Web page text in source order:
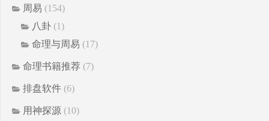
周易 (154)
八卦 (1)
命理与周易 (17)
命理书籍推荐 (7)
排盘软件 (6)
用神探源 (10)